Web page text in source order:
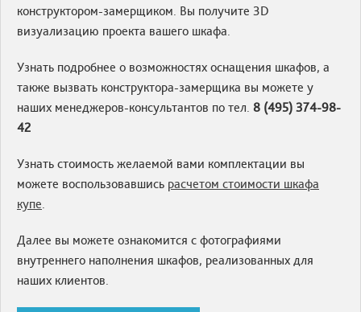
конструктором-замерщиком. Вы получите 3D
визуализацию проекта вашего шкафа.
Узнать подробнее о возможностях оснащения шкафов, а
также вызвать конструктора-замерщика вы можете у
наших менеджеров-консультантов по тел. 8 (495) 374-98-
42
Узнать стоимость желаемой вами комплектации вы
можете воспользовавшись расчетом стоимости шкафа
купе.
Далее вы можете ознакомится с фотографиями
внутреннего наполнения шкафов, реализованных для
наших клиентов.